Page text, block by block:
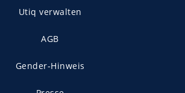
Utiq verwalten
AGB
Gender-Hinweis